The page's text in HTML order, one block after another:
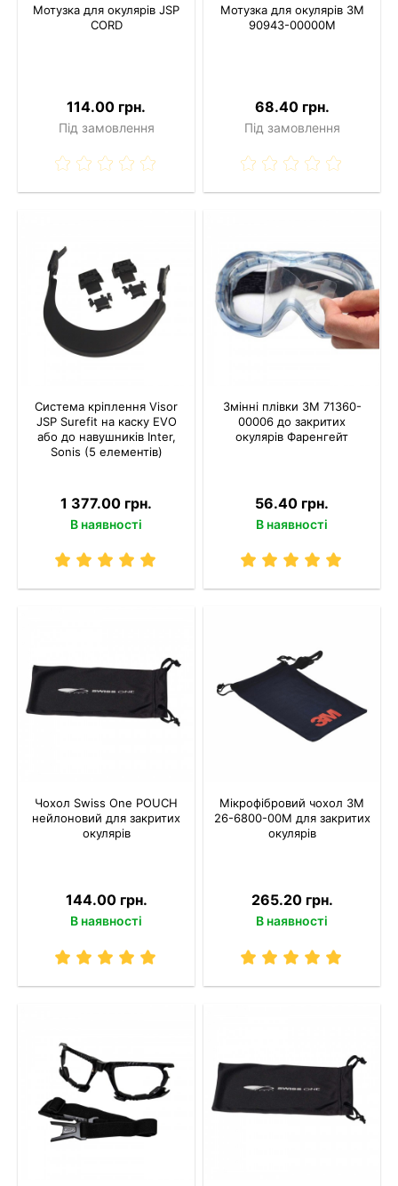
Мотузка для окулярів JSP
CORD
114.00 грн.
Під замовлення
Мотузка для окулярів 3M
90943-00000M
68.40 грн.
Під замовлення
Система кріплення Visor
JSP Surefit на каску EVO
або до навушників Inter,
Sonis (5 елементів)
1 377.00 грн.
В наявності
Змінні плівки 3M 71360-
00006 до закритих
окулярів Фаренгейт
56.40 грн.
В наявності
Чохол Swiss One POUCH
нейлоновий для закритих
окулярів
144.00 грн.
В наявності
Мікрофібровий чохол 3M
26-6800-00M для закритих
окулярів
265.20 грн.
В наявності